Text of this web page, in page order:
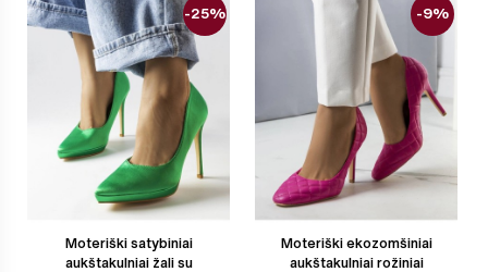
Moteriški satybiniai
aukštakulniai žali su
-25%
Moteriški ekozomšiniai
aukštakulniai rožiniai
-9%